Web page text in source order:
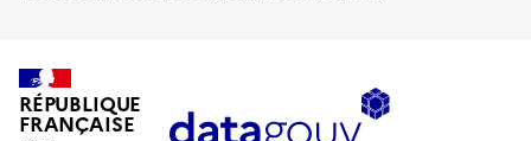
RÉPUBLIQUE
FRANÇAISE